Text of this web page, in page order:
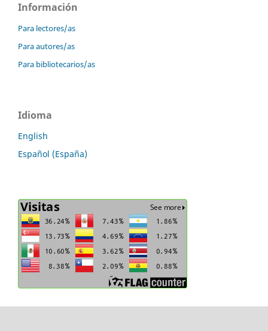
Información
Para lectores/as
Para autores/as
Para bibliotecarios/as
Idioma
English
Español (España)